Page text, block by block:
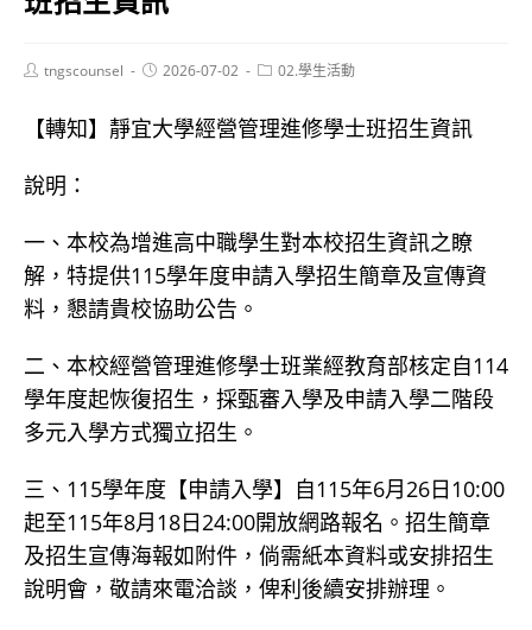
Posttngscounsel
Post2026-07-02
Post02.學生活動
【轉知】靜宜大學經營管理進修學士班招生資訊
說明：
一、本校為增進高中職學生對本校招生資訊之瞭
解，特提供115學年度申請入學招生簡章及宣傳資
料，懇請貴校協助公告。
二、本校經營管理進修學士班業經教育部核定自114
學年度起恢復招生，採甄審入學及申請入學二階段
多元入學方式獨立招生。
三、115學年度【申請入學】自115年6月26日10:00
起至115年8月18日24:00開放網路報名。招生簡章
及招生宣傳海報如附件，倘需紙本資料或安排招生
說明會，敬請來電洽談，俾利後續安排辦理。